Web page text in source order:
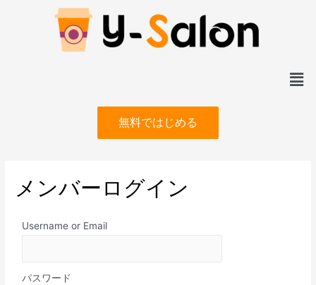
無料ではじめる
メンバーログイン
Username or Email
パスワード